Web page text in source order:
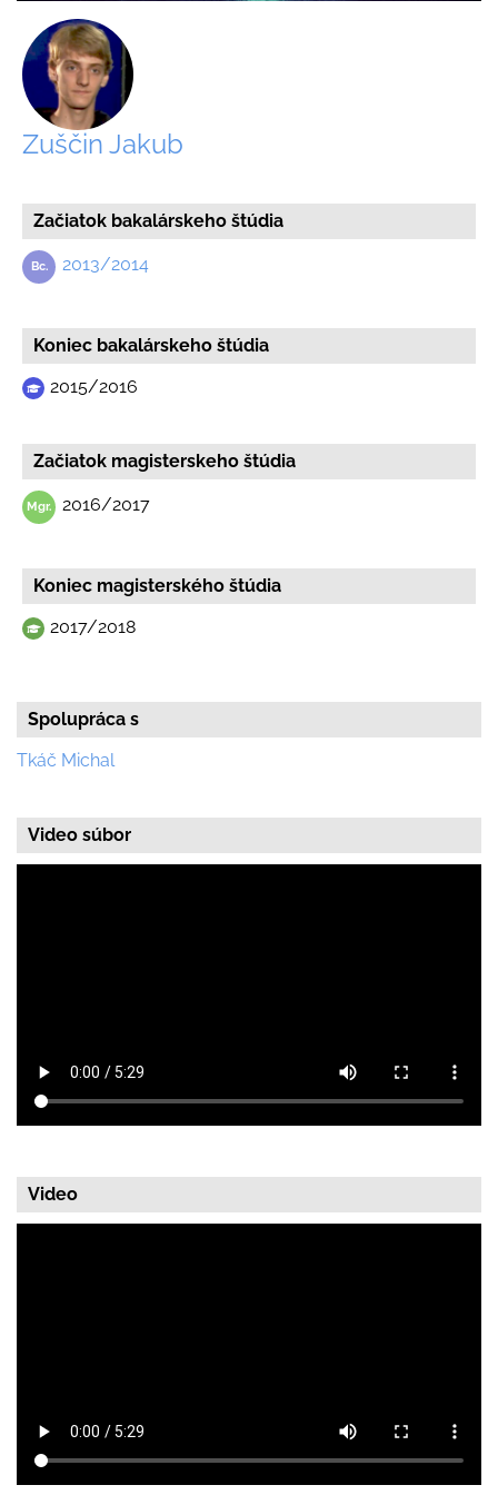
Zuščin Jakub
Začiatok bakalárskeho štúdia
2013/2014
Koniec bakalárskeho štúdia
2015/2016
Začiatok magisterskeho štúdia
2016/2017
Koniec magisterského štúdia
2017/2018
Spolupráca s
Tkáč Michal
Video súbor
Video